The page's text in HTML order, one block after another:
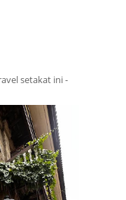
setakat ini -